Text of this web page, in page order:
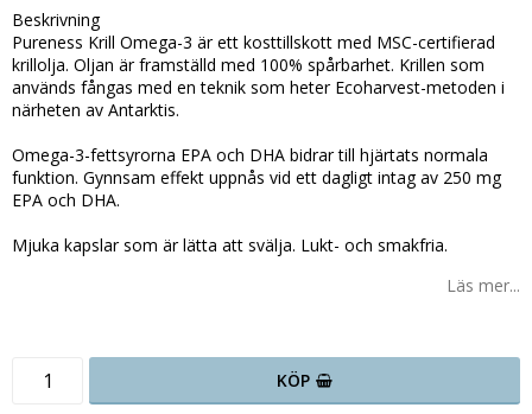
Beskrivning
Pureness Krill Omega-3 är ett kosttillskott med MSC-certifierad
krillolja. Oljan är framställd med 100% spårbarhet. Krillen som
används fångas med en teknik som heter Ecoharvest-metoden i
närheten av Antarktis.
Omega-3-fettsyrorna EPA och DHA bidrar till hjärtats normala
funktion. Gynnsam effekt uppnås vid ett dagligt intag av 250 mg
EPA och DHA.
Mjuka kapslar som är lätta att svälja. Lukt- och smakfria.
Läs mer...
KÖP